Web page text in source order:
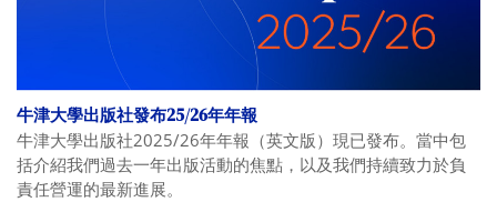
牛津大學出版社發布25/26年年報
牛津大學出版社2025/26年年報（英文版）現已發布。當中包
括介紹我們過去一年出版活動的焦點，以及我們持續致力於負
責任營運的最新進展。